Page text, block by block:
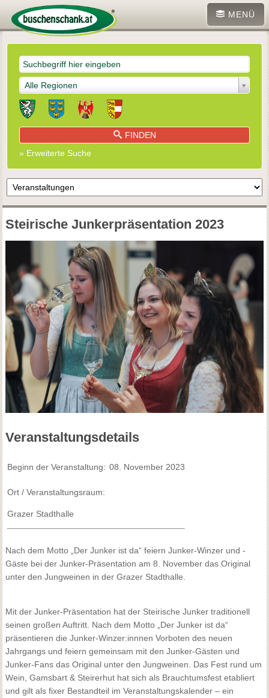
MENÜ
Alle Regionen
FINDEN
» Erweiterte Suche
Steirische Junkerpräsentation 2023
Veranstaltungsdetails
Beginn der Veranstaltung: 08. November 2023
Ort / Veranstaltungsraum:
Grazer Stadthalle
Nach dem Motto „Der Junker ist da“ feiern Junker-Winzer und -
Gäste bei der Junker-Präsentation am 8. November das Original
unter den Jungweinen in der Grazer Stadthalle.
Mit der Junker-Präsentation hat der Steirische Junker traditionell
seinen großen Auftritt. Nach dem Motto „Der Junker ist da“
präsentieren die Junker-Winzer:innnen Vorboten des neuen
Jahrgangs und feiern gemeinsam mit den Junker-Gästen und
Junker-Fans das Original unter den Jungweinen. Das Fest rund um
Wein, Gamsbart & Steirerhut hat sich als Brauchtumsfest etabliert
und gilt als fixer Bestandteil im Veranstaltungskalender – ein